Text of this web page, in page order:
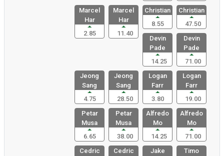
Marcel
Har
2.85
Marcel
Har
11.40
Christian
8.55
Christian
47.50
Devin
Pade
14.25
Devin
Pade
71.00
Jeong
Sang
4.75
Jeong
Sang
28.50
Logan
Farr
3.80
Logan
Farr
19.00
Petar
Musa
6.65
Petar
Musa
38.00
Alfredo
Mo
14.25
Alfredo
Mo
71.00
Cedric
Cedric
Jake
Timo